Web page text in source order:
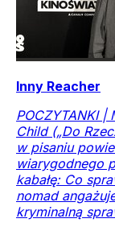
Inny Reacher
POCZYTANKI |
Child („Do
w pisaniu
wiarygodnego
kabałę: Co
nomad
kryminalną